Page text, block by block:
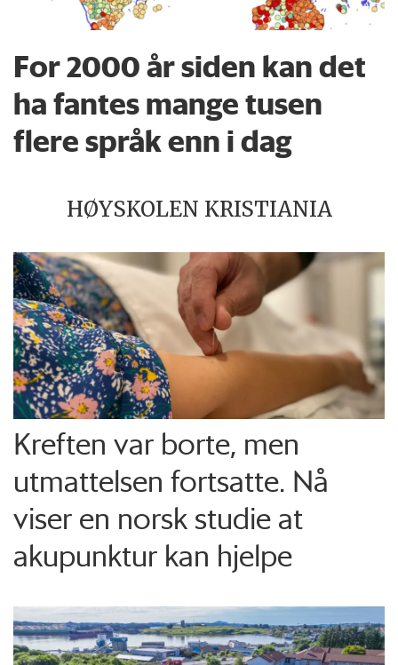
For 2000 år siden kan det
ha fantes mange tusen
flere språk enn i dag
HØYSKOLEN KRISTIANIA
Kreften var borte, men
utmattelsen fortsatte. Nå
viser en norsk studie at
akupunktur kan hjelpe